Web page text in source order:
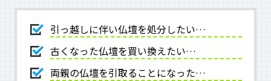
引っ越しに伴い仏壇を処分したい…
古くなった仏壇を買い換えたい…
両親の仏壇を引取ることになった…